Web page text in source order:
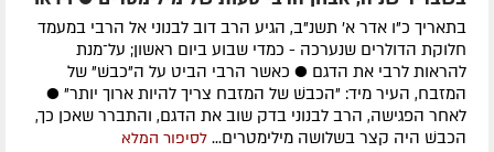
בתאריך כ"ו אדר א' תשנ"ב, הגיע הרב דוב לבנוני אל הרבי במעמד
חלוקת הדולרים שנערכה - כמדי שבוע ביום ראשון; על־מנת
להראות לרבי את הדגם ● כאשר הרבי הביט על ה"כבשׁ" של
המזבח, העיר מיד: "הכבשׁ של המזבח צריך להיות ארוך יותר" ●
לאחר הפגישה, הרב לבנוני בדק שוב את הדגם, והתברר שאכן כך,
הכבשׁ היה קצר בשלושה מילימטרים... לסיפור המלא